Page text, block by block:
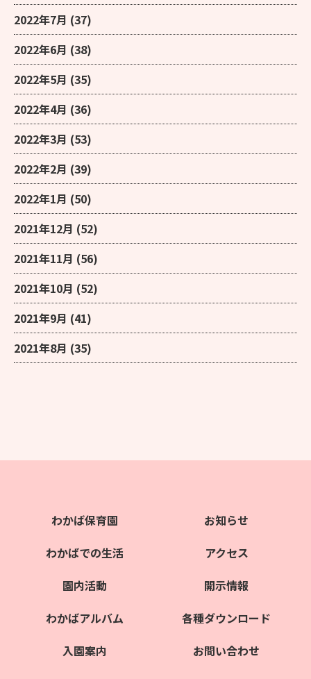
2022年7月 (37)
2022年6月 (38)
2022年5月 (35)
2022年4月 (36)
2022年3月 (53)
2022年2月 (39)
2022年1月 (50)
2021年12月 (52)
2021年11月 (56)
2021年10月 (52)
2021年9月 (41)
2021年8月 (35)
わかば保育園
わかばでの生活
園内活動
わかばアルバム
入園案内
お知らせ
アクセス
開示情報
各種ダウンロード
お問い合わせ